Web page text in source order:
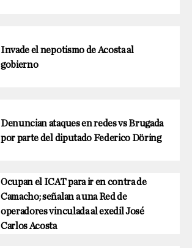
Invade el nepotismo de Acosta al
gobierno
Denuncian ataques en redes vs Brugada
por parte del diputado Federico Döring
Ocupan el ICAT para ir en contra de
Camacho; señalan a una Red de
operadores vinculada al exedil José
Carlos Acosta